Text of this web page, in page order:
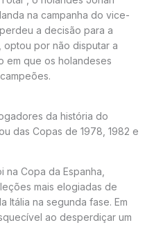
na campanha do vice-
a decisão para a
optou por não disputar a
em que os holandeses
da história do
das Copas de 1978, 1982 e
na Copa da Espanha,
mais elogiadas de
Itália na segunda fase. Em
ao desperdiçar um